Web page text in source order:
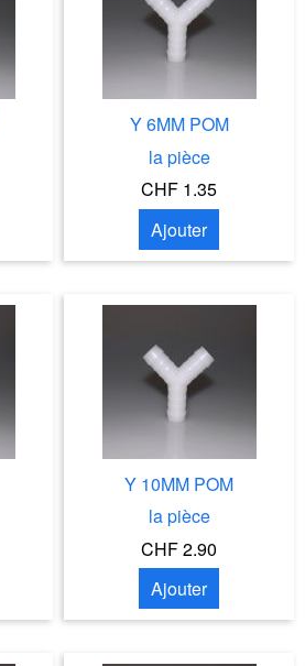
Y 6MM POM
la pièce
CHF 1.35
Ajouter
Y 10MM POM
la pièce
CHF 2.90
Ajouter